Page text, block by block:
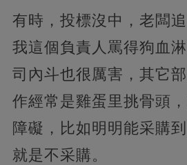
有時，投標沒中，老闆
我這個負責人罵得狗血
司內斗也很厲害，其它
作經常是雞蛋里挑骨頭
障礙，比如明明能采購
就是不采購。